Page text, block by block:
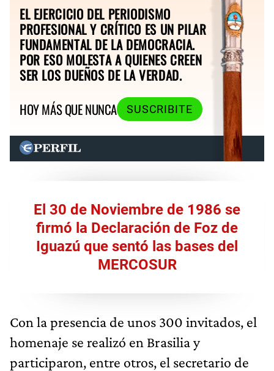
EL EJERCICIO DEL PERIODISMO
PROFESIONAL Y CRÍTICO ES UN PILAR
FUNDAMENTAL DE LA DEMOCRACIA.
POR ESO MOLESTA A QUIENES CREEN
SER LOS DUEÑOS DE LA VERDAD.
HOY MÁS QUE NUNCA
SUSCRIBITE
El 30 de Noviembre de 1986 se
firmó la Declaración de Foz de
Iguazú que sentó las bases del
MERCOSUR
Con la presencia de unos 300 invitados, el
homenaje se realizó en Brasilia y
participaron, entre otros, el secretario de